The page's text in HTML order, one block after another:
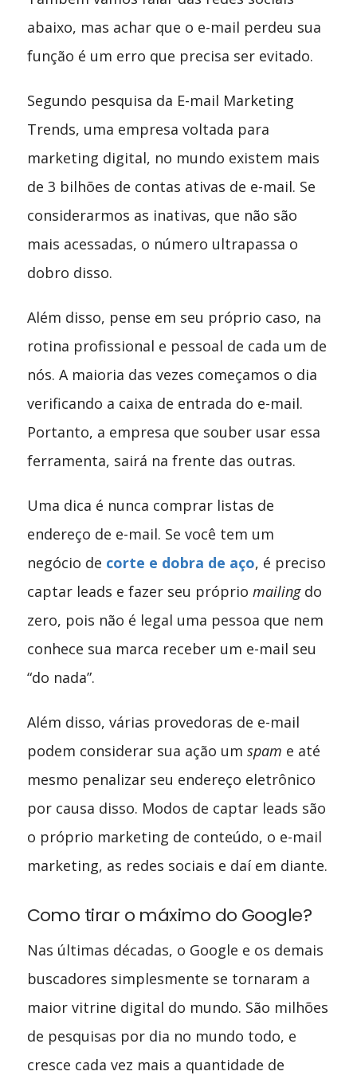
abaixo, mas achar que o e-mail perdeu sua
função é um erro que precisa ser evitado.
Segundo pesquisa da E-mail Marketing
Trends, uma empresa voltada para
marketing digital, no mundo existem mais
de 3 bilhões de contas ativas de e-mail. Se
considerarmos as inativas, que não são
mais acessadas, o número ultrapassa o
dobro disso.
Além disso, pense em seu próprio caso, na
rotina profissional e pessoal de cada um de
nós. A maioria das vezes começamos o dia
verificando a caixa de entrada do e-mail.
Portanto, a empresa que souber usar essa
ferramenta, sairá na frente das outras.
Uma dica é nunca comprar listas de
endereço de e-mail. Se você tem um
negócio de corte e dobra de aço, é preciso
captar leads e fazer seu próprio mailingdo
zero, pois não é legal uma pessoa que nem
conhece sua marca receber um e-mail seu
“do nada”.
Além disso, várias provedoras de e-mail
podem considerar sua ação um spam e até
mesmo penalizar seu endereço eletrônico
por causa disso. Modos de captar leads são
o próprio marketing de conteúdo, o e-mail
marketing, as redes sociais e daí em diante.
Como tirar o máximo do Google?
Nas últimas décadas, o Google e os demais
buscadores simplesmente se tornaram a
maior vitrine digital do mundo. São milhões
de pesquisas por dia no mundo todo, e
cresce cada vez mais a quantidade de